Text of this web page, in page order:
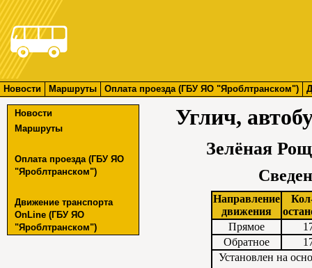
Новости Маршруты Оплата проезда (ГБУ ЯО "Яроблтранском")
Новости
Маршруты
Оплата проезда (ГБУ ЯО
"Яроблтранском")
Движение транспорта
OnLine (ГБУ ЯО
"Яроблтранском")
Углич,
Зелёная
Направление
движения
Прямое
Обратное
Установлен на